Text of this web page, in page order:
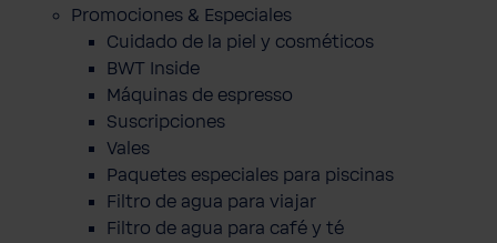
Promociones & Especiales
Cuidado de la piel y cosméticos
BWT Inside
Máquinas de espresso
Suscripciones
Vales
Paquetes especiales para piscinas
Filtro de agua para viajar
Filtro de agua para café y té